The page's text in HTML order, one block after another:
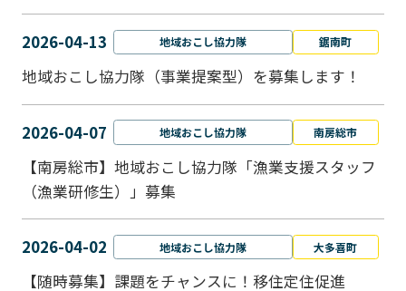
2026-04-13 地域おこし協力隊 鋸南町
地域おこし協力隊（事業提案型）を募集します！
2026-04-07 地域おこし協力隊 南房総市
【南房総市】地域おこし協力隊「漁業支援スタッフ
（漁業研修生）」募集
2026-04-02 地域おこし協力隊 大多喜町
【随時募集】課題をチャンスに！移住定住促進